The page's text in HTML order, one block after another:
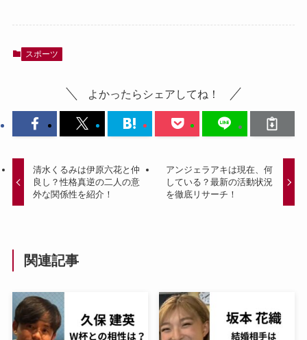
スポーツ
よかったらシェアしてね！
清水くるみは伊原六花と仲
良し？性格真逆の二人の意
外な関係性を紹介！
アンジェラアキは現在、何
している？最新の活動状況
を徹底リサーチ！
関連記事